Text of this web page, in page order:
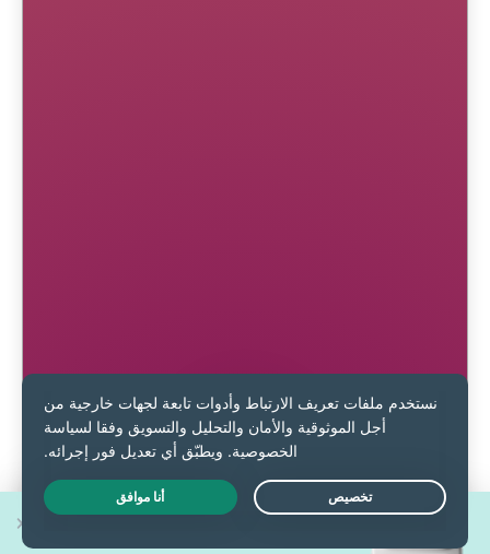
Live Chat
اربح واحدًا من 30 هاتف